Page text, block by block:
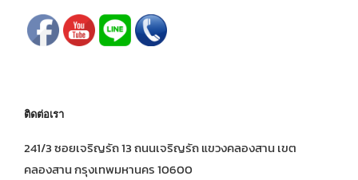
ติดต่อเรา
241/3 ซอยเจริญรัถ 13 ถนนเจริญรัถ แขวงคลองสาน เขต
คลองสาน กรุงเทพมหานคร 10600